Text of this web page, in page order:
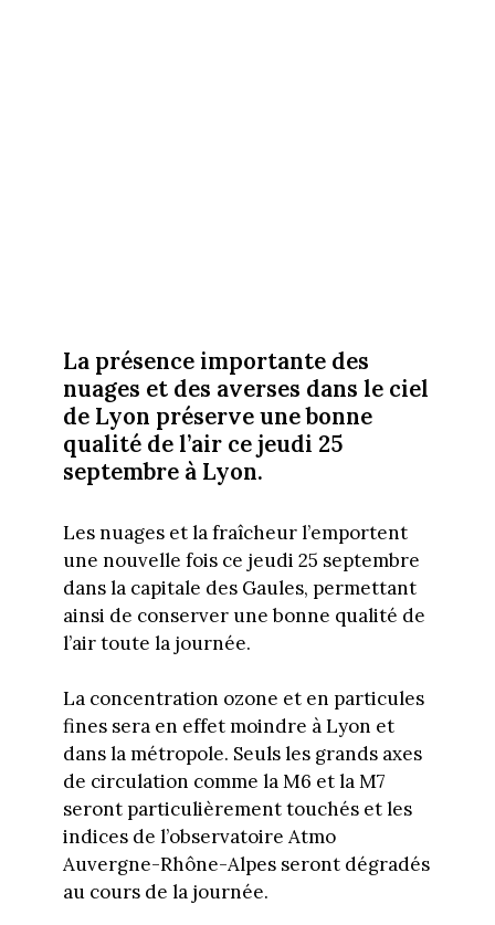
La présence importante des
nuages et des averses dans le ciel
de Lyon préserve une bonne
qualité de l’air ce jeudi 25
septembre à Lyon.
Les nuages et la fraîcheur l’emportent
une nouvelle fois ce jeudi 25 septembre
dans la capitale des Gaules, permettant
ainsi de conserver une bonne qualité de
l’air toute la journée.
La concentration ozone et en particules
fines sera en effet moindre à Lyon et
dans la métropole. Seuls les grands axes
de circulation comme la M6 et la M7
seront particulièrement touchés et les
indices de l’observatoire Atmo
Auvergne-Rhône-Alpes seront dégradés
au cours de la journée.